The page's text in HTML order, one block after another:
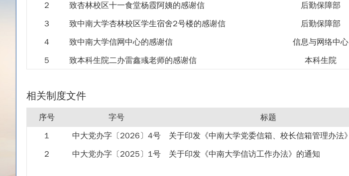
2
致杏林校区十一食堂杨霞阿姨的感谢信 后勤保障部
3
致中南大学杏林校区学生宿舍2号楼的感谢信 后勤保障部
4
致中南大学信网中心的感谢信 信息与网络中心
5
致本科生院二办雷鑫彧老师的感谢信 本科生院
7
致中南大学天心校区保卫办的感谢信
8
致中南大学后勤保障部和湖南保利天创物业发展有限公司的感谢信
9
关于感谢保卫处110指挥中心帮助找回电动车的感谢信 保卫部（处）
10
从校园频道看到的一篇高赞文章 体育教研部
相关制度文件
序号 字号 标题
1
中大党办字〔2026〕4号
2
中大党办字〔2025〕1号 关于印发《中南大学信访工作办法》的通知